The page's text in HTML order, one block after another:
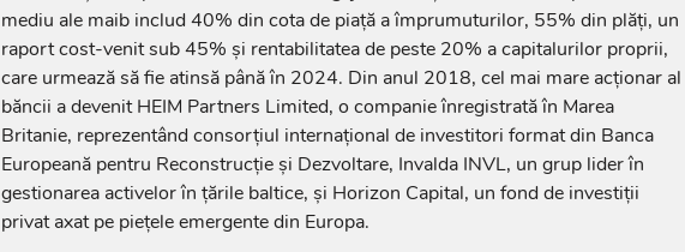
mediu ale maib includ 40% din cota de piaţă a împrumuturilor, 55% din plăţi, un
raport cost-venit sub 45% şi rentabilitatea de peste 20% a capitalurilor proprii,
care urmează să fie atinsă până în 2024. Din anul 2018, cel mai mare acţionar al
băncii a devenit HEIM Partners Limited, o companie înregistrată în Marea
Britanie, reprezentând consorţiul internaţional de investitori format din Banca
Europeană pentru Reconstrucţie şi Dezvoltare, Invalda INVL, un grup lider în
gestionarea activelor în ţările baltice, şi Horizon Capital, un fond de investiţii
privat axat pe pieţele emergente din Europa.